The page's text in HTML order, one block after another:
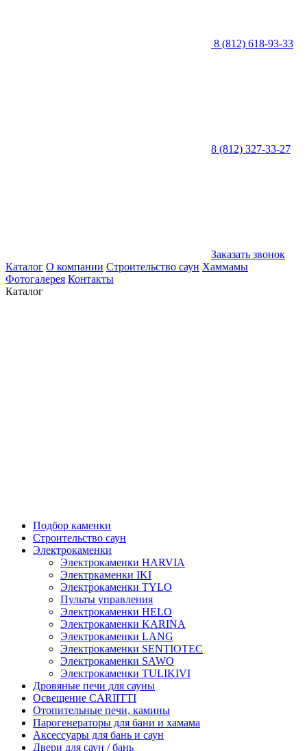
8 (812) 618-93-33
8 (812) 327-33-27
Заказать звонок
Каталог О компании Строительство саун Хаммамы
Фотогалерея Контакты
Каталог
Подбор каменки
Строительство саун
Электрокаменки
Электрокаменки HARVIA
Электркаменки IKI
Электрокаменки TYLO
Пульты управления
Электрокаменки HELO
Электрокаменки KARINA
Электрокаменки LANG
Электрокаменки SENTIOTEC
Электрокаменки SAWO
Электрокаменки TULIKIVI
Дровяные печи для сауны
Освещение CARIITTI
Отопительные печи, камины
Парогенераторы для бани и хамама
Аксессуары для бань и саун
Двери для саун / бань